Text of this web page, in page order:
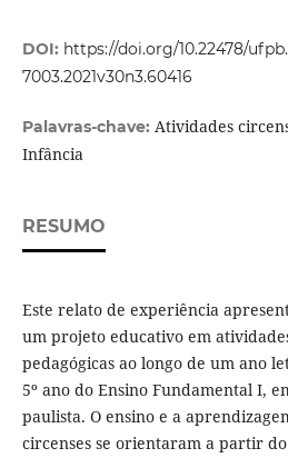
DOI: https://doi.org/10.22478/
7003.2021v30n3.60416
Palavras-chave: Atividades
Infância
RESUMO
Este relato de experiência
um projeto educativo em
pedagógicas ao longo de um ano
5º ano do Ensino Fundamental I,
paulista. O ensino e a
circenses se orientaram a partir